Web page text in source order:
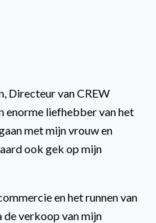
Directeur van CREW
enorme liefhebber van het
met mijn vrouw en
ook gek op mijn
en het runnen van
de verkoop van mijn